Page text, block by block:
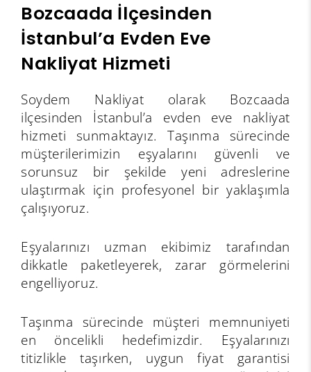
Bozcaada İlçesinden
İstanbul’a Evden Eve
Nakliyat Hizmeti
Soydem Nakliyat olarak Bozcaada
ilçesinden İstanbul’a evden eve nakliyat
hizmeti sunmaktayız. Taşınma sürecinde
müşterilerimizin eşyalarını güvenli ve
sorunsuz bir şekilde yeni adreslerine
ulaştırmak için profesyonel bir yaklaşımla
çalışıyoruz.
Eşyalarınızı uzman ekibimiz tarafından
dikkatle paketleyerek, zarar görmelerini
engelliyoruz.
Taşınma sürecinde müşteri memnuniyeti
en öncelikli hedefimizdir. Eşyalarınızı
titizlikle taşırken, uygun fiyat garantisi